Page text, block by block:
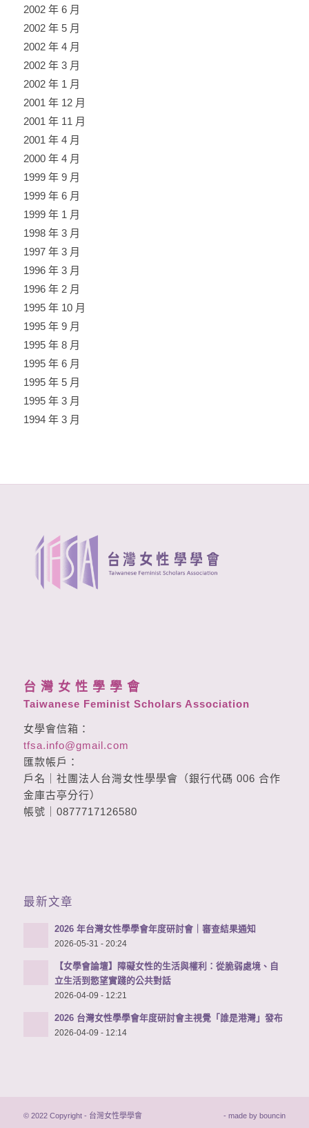
2002 年 6 月
2002 年 5 月
2002 年 4 月
2002 年 3 月
2002 年 1 月
2001 年 12 月
2001 年 11 月
2001 年 4 月
2000 年 4 月
1999 年 9 月
1999 年 6 月
1999 年 1 月
1998 年 3 月
1997 年 3 月
1996 年 3 月
1996 年 2 月
1995 年 10 月
1995 年 9 月
1995 年 8 月
1995 年 6 月
1995 年 5 月
1995 年 3 月
1994 年 3 月
台 灣 女 性 學 學 會
Taiwanese Feminist Scholars Association
女學會信箱：
tfsa.info@gmail.com
匯款帳戶：
戶名｜社團法人台灣女性學學會（銀行代碼 006 合作
金庫古亭分行）
帳號｜0877717126580
最新文章
2026 年台灣女性學學會年度研討會｜審查結果通知
2026-05-31 - 20:24
【女學會論壇】障礙女性的生活與權利：從脆弱處境、自
立生活到慾望實踐的公共對話
2026-04-09 - 12:21
2026 台灣女性學學會年度研討會主視覺「誰是港灣」發布
2026-04-09 - 12:14
© 2022 Copyright - 台灣女性學學會 - made bybouncin